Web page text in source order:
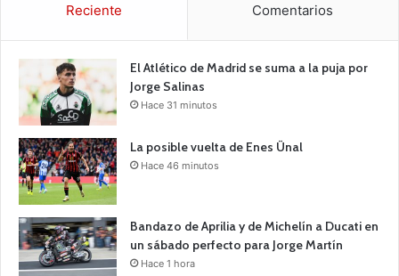
Reciente Comentarios
El Atlético de Madrid se suma a la puja por
Jorge Salinas
Hace 31 minutos
La posible vuelta de Enes Ünal
Hace 46 minutos
Bandazo de Aprilia y de Michelín a Ducati en
un sábado perfecto para Jorge Martín
Hace 1 hora